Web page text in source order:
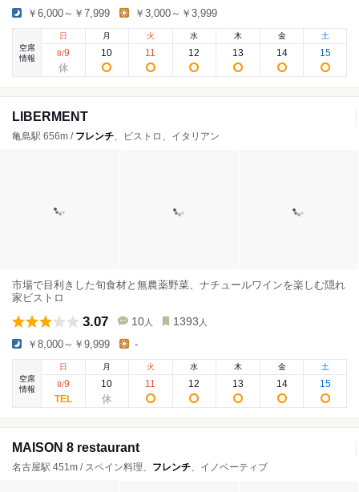
￥6,000～￥7,999 ￥3,000～￥3,999
空席
情報
日
8/9
月
10
火
11
水
12
木
13
金
14
土
15
LIBERMENT
亀島駅 656m / フレンチ、ビストロ、イタリアン
市場で目利きした旬食材と無農薬野菜、ナチュールワインを楽しむ隠れ
家ビストロ
3.07 10 人 1393 人
￥8,000～￥9,999 -
空席
情報
日
8/9
月
10
火
11
水
12
木
13
金
14
土
15
MAISON 8 restaurant
名古屋駅 451m / スペイン料理、 フレンチ、イノベーティブ